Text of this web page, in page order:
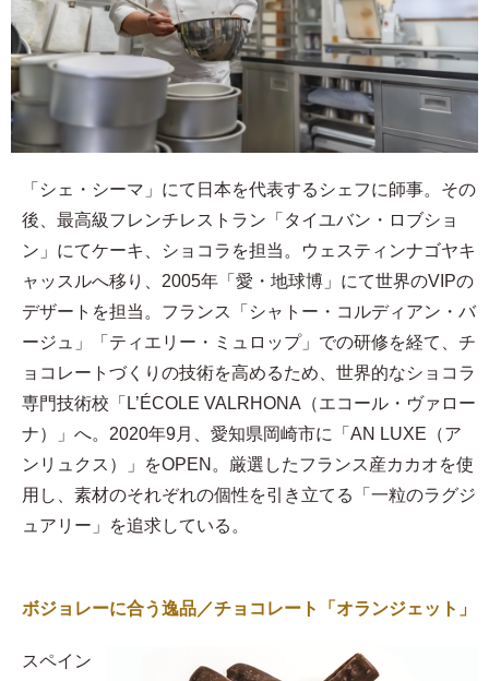
「シェ・シーマ」にて日本を代表するシェフに師事。その
後、最高級フレンチレストラン「タイユバン・ロブショ
ン」にてケーキ、ショコラを担当。ウェスティンナゴヤキ
ャッスルへ移り、2005年「愛・地球博」にて世界のVIPの
デザートを担当。フランス「シャトー・コルディアン・バ
ージュ」「ティエリー・ミュロップ」での研修を経て、チ
ョコレートづくりの技術を高めるため、世界的なショコラ
専門技術校「L’ÉCOLE VALRHONA（エコール・ヴァロー
ナ）」へ。2020年9月、愛知県岡崎市に「AN LUXE（ア
ンリュクス）」をOPEN。厳選したフランス産カカオを使
用し、素材のそれぞれの個性を引き立てる「一粒のラグジ
ュアリー」を追求している。
ボジョレーに合う逸品／チョコレート「オランジェット」
スペイン